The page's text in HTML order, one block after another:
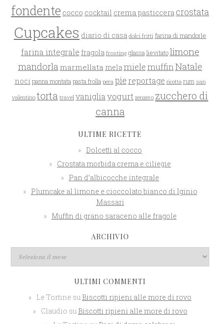
fondente cocco cocktail crema pasticcera crostata
Cupcakes diario di casa dolci fritti farina di mandorle
farina integrale fragola frosting glassa lievitato limone
mandorla marmellata melamielemuffinNatale
noci panna montata pasta frolla pera pie reportage ricotta rum san
valentino torta travel vanigliayogurt zenzero zucchero di
canna
ULTIME RICETTE
Dolcetti al cocco
Crostata morbida crema e ciliegie
Pan d’albicocche integrale
Plumcake al limone e cioccolato bianco di Iginio
Massari
Muffin di grano saraceno alle fragole
ARCHIVIO
ULTIMI COMMENTI
Le Tortine su Biscotti ripieni alle more di rovo
Claudio su Biscotti ripieni alle more di rovo